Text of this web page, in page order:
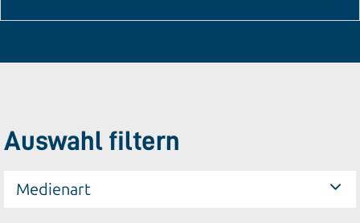
Auswahl filtern
Medienart